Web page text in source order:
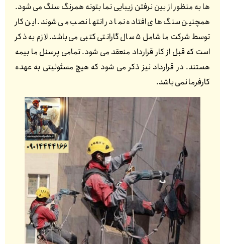
ها به منظور از بین نرفتن زیبایی نما بتونه همرنگ سنگ می شود.
همچنین سنگ های افتاده نما در انتها نصب می شوند. این کار
توسط شرکت ما شامل 5 سال گارانتی کتبی می باشد. لازم به ذکر
است که قبل از کار قرارداد منعقد می شود. تمامی پرسنل ما بیمه
هستند. در قرارداد نیز ذکر می شود که هیچ مسئولیتی به عهده
کارفرما نمی باشد.